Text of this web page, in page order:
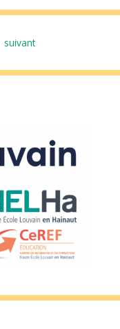
suivant